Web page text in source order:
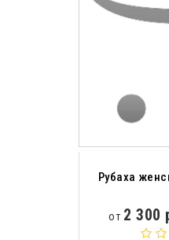
Рубаха
от 2 300